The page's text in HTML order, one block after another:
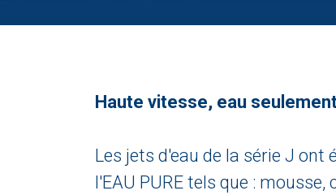
Haute vitesse, eau
Les jets d'eau de la série J
l'EAU PURE tels que :